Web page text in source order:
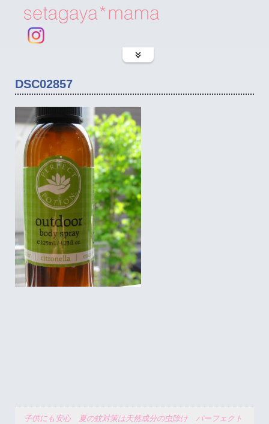
DSC02857
子供にも安心 夏の蚊対策は天然成分の虫除け パーフェクト